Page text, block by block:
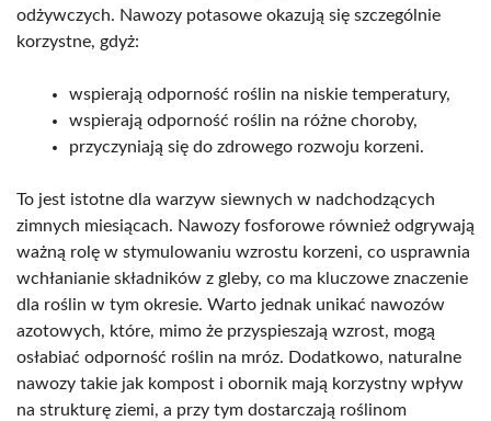
odżywczych. Nawozy potasowe okazują się szczególnie
korzystne, gdyż:
wspierają odporność roślin na niskie temperatury,
wspierają odporność roślin na różne choroby,
przyczyniają się do zdrowego rozwoju korzeni.
To jest istotne dla warzyw siewnych w nadchodzących
zimnych miesiącach. Nawozy fosforowe również odgrywają
ważną rolę w stymulowaniu wzrostu korzeni, co usprawnia
wchłanianie składników z gleby, co ma kluczowe znaczenie
dla roślin w tym okresie. Warto jednak unikać nawozów
azotowych, które, mimo że przyspieszają wzrost, mogą
osłabiać odporność roślin na mróz. Dodatkowo, naturalne
nawozy takie jak kompost i obornik mają korzystny wpływ
na strukturę ziemi, a przy tym dostarczają roślinom